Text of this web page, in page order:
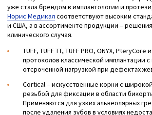
уже стала брендом в имплантологии и
Норис Медикал соответствуют высоким
и США, а в ассортименте продукции –
клинического случая.
ТUFF, TUFF TT, TUFF PRO, ONYX, PteryCore
протоколов классической имплантации
отсроченной нагрузкой при дефектах
Cortical – искусственные корни с
резьбой для фиксации в области
Применяются для узких альвеолярных
после удаления зубов в условиях